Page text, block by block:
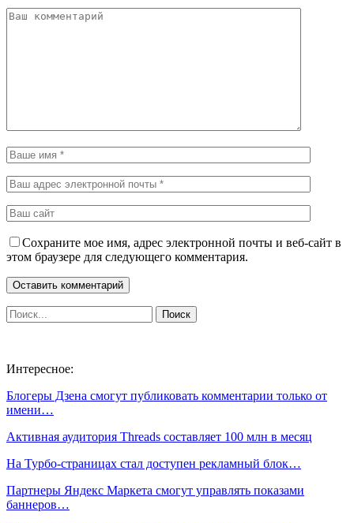
Сохраните мое имя, адрес электронной почты и веб-сайт в
этом браузере для следующего комментария.
Интересное:
Блогеры Дзена смогут публиковать комментарии только от
имени…
Активная аудитория Threads составляет 100 млн в месяц
На Турбо-страницах стал доступен рекламный блок…
Партнеры Яндекс Маркета смогут управлять показами
баннеров…